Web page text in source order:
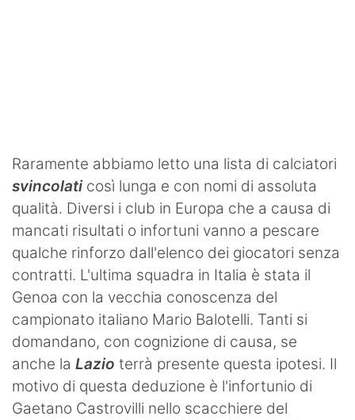
Raramente abbiamo letto una lista di calciatori
svincolati così lunga e con nomi di assoluta
qualità. Diversi i club in Europa che a causa di
mancati risultati o infortuni vanno a pescare
qualche rinforzo dall'elenco dei giocatori senza
contratti. L'ultima squadra in Italia è stata il
Genoa con la vecchia conoscenza del
campionato italiano Mario Balotelli. Tanti si
domandano, con cognizione di causa, se
anche la Lazio terrà presente questa ipotesi. Il
motivo di questa deduzione è l'infortunio di
Gaetano Castrovilli nello scacchiere del